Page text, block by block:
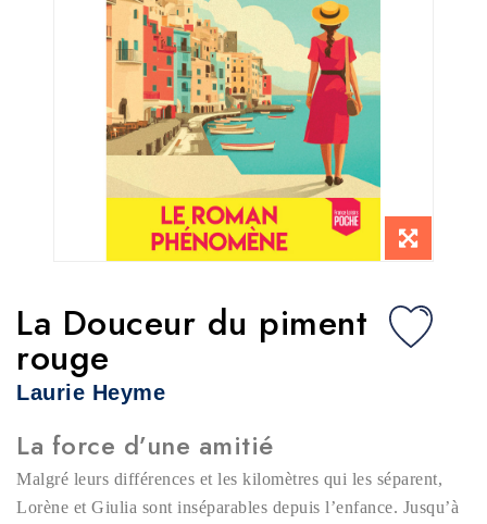
La Douceur du piment
rouge
Laurie Heyme
La force d’une amitié
Malgré leurs différences et les kilomètres qui les séparent,
Lorène et Giulia sont inséparables depuis l’enfance. Jusqu’à